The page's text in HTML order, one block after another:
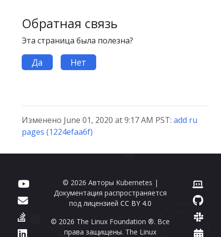
Обратная связь
Эта страница была полезна?
Да Нет
Изменено June 01, 2020 at 9:17 AM PST: add ru
pages (1224efaa6f)
© 2026 Авторы Kubernetes |
Документация распространяется
под лицензиейCC BY 4.0
© 2026 The Linux Foundation ®. Все
права защищены. The Linux